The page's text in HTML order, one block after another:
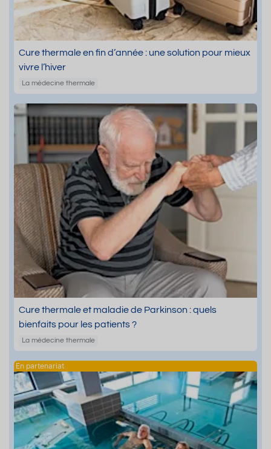
Cure thermale en fin d’année : une solution pour mieux
vivre l’hiver
La médecine thermale
Cure thermale et maladie de Parkinson : quels
bienfaits pour les patients ?
La médecine thermale